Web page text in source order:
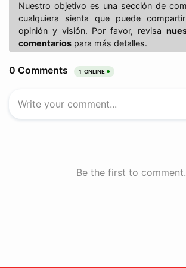
Nuestro objetivo es una sección de
cualquiera sienta que puede
opinión y visión. Por favor, revisa
comentarios para más detalles.